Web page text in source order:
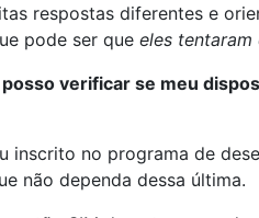
respostas diferentes e
pode ser que eles
verificar se meu
inscrito no programa de
não dependa dessa última.